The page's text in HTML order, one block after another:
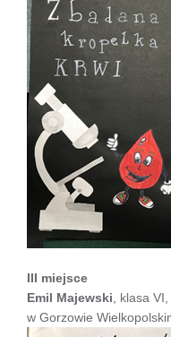
III miejsce
Emil Majewski , klasa
w Gorzowie